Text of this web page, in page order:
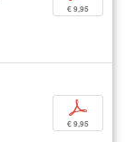
€ 9,95
p
€ 9,95